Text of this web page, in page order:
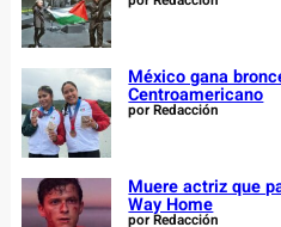
México gana
Centroamericano
por Redacción
Muere actriz que
Way Home
por Redacción